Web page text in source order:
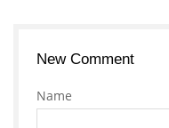
New Comment
Name